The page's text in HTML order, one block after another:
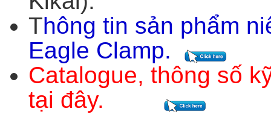
Thông tin sản phẩm
Eagle Clamp.
Catalogue, thông số
tại đây.